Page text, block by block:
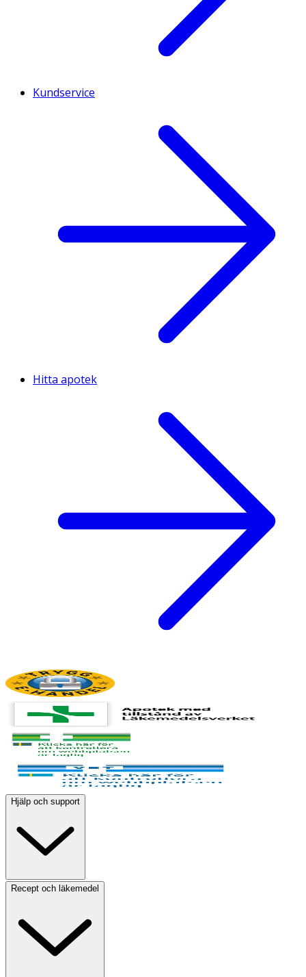
Kundservice
Hitta apotek
Hjälp och support
Recept och läkemedel